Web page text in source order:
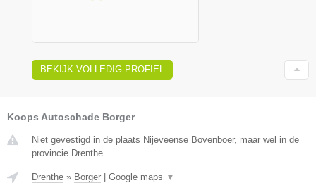
BEKIJK VOLLEDIG PROFIEL
Koops Autoschade Borger
Niet gevestigd in de plaats Nijeveense Bovenboer, maar wel in de
provincie Drenthe.
Drenthe » Borger | Google maps ▼